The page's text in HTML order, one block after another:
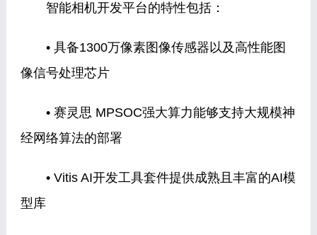
智能相机开发平台的特性包括：
• 具备1300万像素图像传感器以及高性能图
像信号处理芯片
• 赛灵思 MPSOC强大算力能够支持大规模神
经网络算法的部署
• Vitis AI开发工具套件提供成熟且丰富的AI模
型库